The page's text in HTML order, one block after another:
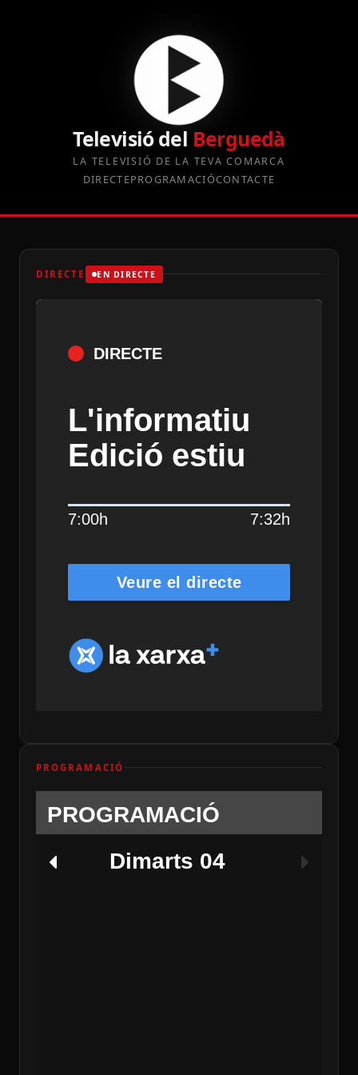
Televisió del Berguedà
LA TELEVISIÓ DE LA TEVA COMARCA
DIRECTEPROGRAMACIÓCONTACTE
DIRECTE EN DIRECTE
DIRECTE
L'informatiu
Edició estiu
7:00h 7:32h
Veure el directe
PROGRAMACIÓ
PROGRAMACIÓ
Dimarts 04